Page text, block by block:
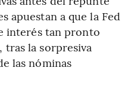
apuestan a que la Fed
interés tan pronto
tras la sorpresiva
las nóminas